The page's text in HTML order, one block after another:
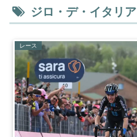
ジロ・デ・イタリア
レース